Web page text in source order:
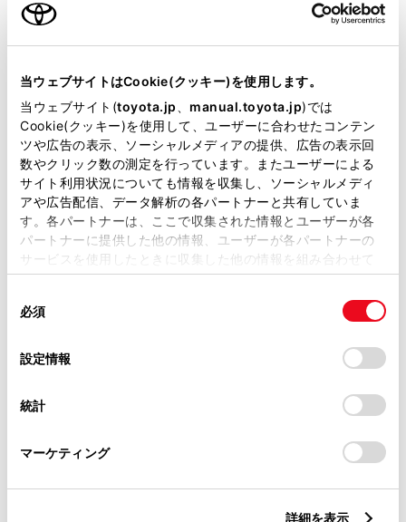
当ウェブサイトはCookie(クッキー)を使用します。
当ウェブサイト(toyota.jp manual.toyota.jp)では
Cookie(クッキー)を使用して、ユーザーに合わせたコンテン
ツや広告の表示、ソーシャルメディアの提供、広告の表示回
数やクリック数の測定を行っています。またユーザーによる
サイト利用状況についても情報を収集し、ソーシャルメディ
アや広告配信、データ解析の各パートナーと共有していま
す。各パートナーは、ここで収集された情報とユーザーが各
パートナーに提供した他の情報、ユーザーが各パートナーの
サービスを使用したときに収集した他の情報を組み合わせて
使用することがあります。当ウェブサイトの使用を続行する
デバイスにすべてのCookie(クッキー)が保存されることに同
意したことになります。Cookie(クッキー)のオプトアウト、
設定の変更、同意を撤回したりするにあたっては、当社の
「Cookie（クッキー）情報の取り扱いについて
」をご覧くだ
必須
設定情報
統計
マーケティング
詳細を表示
パンクしたので修理・移動を頼みたい
ご利用方法
使い方
ご利用するためには
対象プラン
契約プラン・料金について
T-Connectのお申し込み方法について